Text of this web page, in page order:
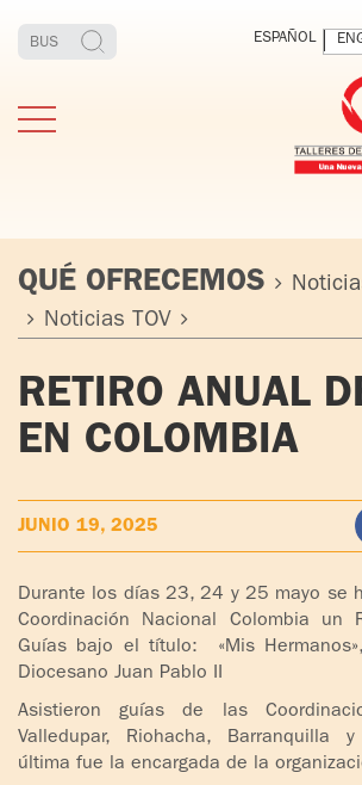
TOV ADULTOS
TOV
ADOLESCENTES
TOV NIÑOS
CURSO
ENCUENTRO DE
PADRE
IGNACIO
PADRE
IGNACIO
PADRE
ESPAÑOL
QUÉ OFRECEMOS
Noticias TOV
RETIRO ANUAL
EN COLOMBIA
JUNIO 19, 2025
Durante los días 23, 24 y 25 mayo se
Coordinación Nacional Colombia un
Guías bajo el título: «Mis
Diocesano Juan Pablo II
Asistieron guías de las
Valledupar, Riohacha, Barranquilla
última fue la encargada de la